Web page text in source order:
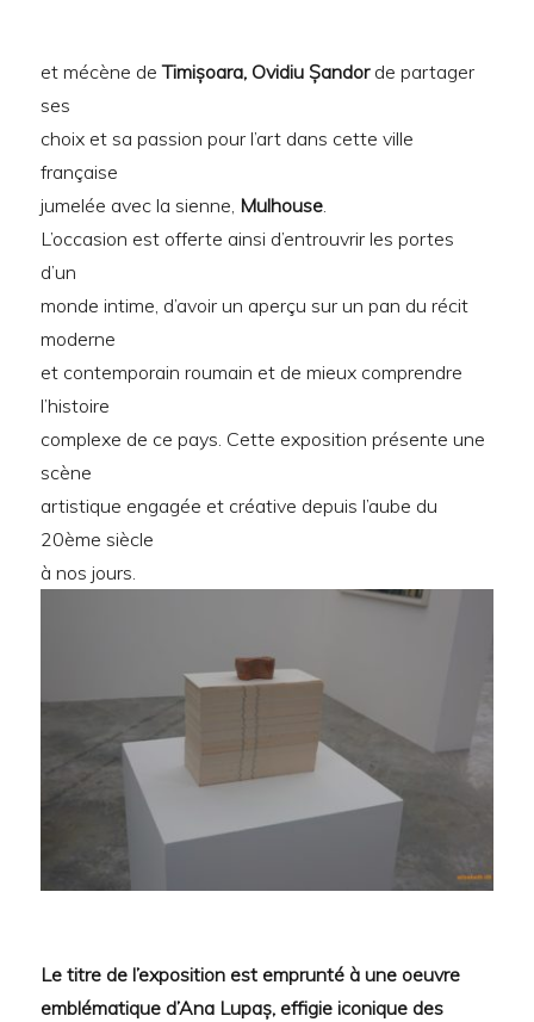
et mécène deTimișoara, Ovidiu Șandorde partager
ses
choix et sa passion pour l’art dans cette ville
française
jumelée avec la sienne, Mulhouse.
L’occasion est offerte ainsi d’entrouvrir les portes
d’un
monde intime, d’avoir un aperçu sur un pan du récit
moderne
et contemporain roumain et de mieux comprendre
l’histoire
complexe de ce pays. Cette exposition présente une
scène
artistique engagée et créative depuis l’aube du
20ème siècle
à nos jours.
Le titre de l’exposition est emprunté à une oeuvre
emblématique d’Ana Lupaș, effigie iconique des